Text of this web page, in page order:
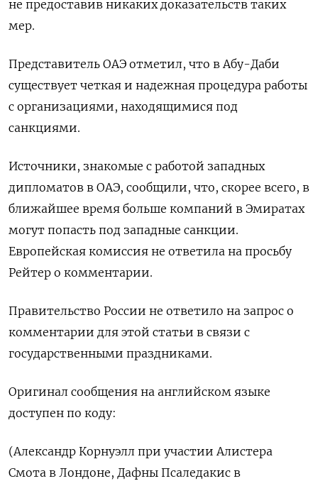
не предоставив никаких доказательств таких
мер.
Представитель ОАЭ отметил, что в Абу-Даби
существует четкая и надежная процедура работы
с организациями, находящимися под
санкциями.
Источники, знакомые с работой западных
дипломатов в ОАЭ, сообщили, что, скорее всего, в
ближайшее время больше компаний в Эмиратах
могут попасть под западные санкции.
Европейская комиссия не ответила на просьбу
Рейтер о комментарии.
Правительство России не ответило на запрос о
комментарии для этой статьи в связи с
государственными праздниками.
Оригинал сообщения на английском языке
доступен по коду:
(Александр Корнуэлл при участии Алистера
Смота в Лондоне, Дафны Псаледакис в